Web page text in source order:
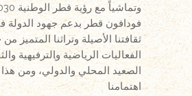
فودافون قطر بدعم جهود الدولة
ثقافتنا الأصيلة وتراثنا المتميز
الفعاليات الرياضية والترفيهية
الصعيد المحلي والدولي، ومن
اهتمامنا